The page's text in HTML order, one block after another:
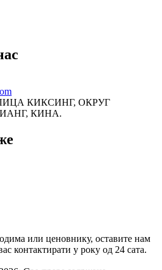
КИКСИНГ, ОКРУГ
КИНА.
или ценовнику, оставите нам
контактирати у року од 24 сата.